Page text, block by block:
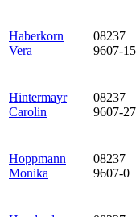
Haberkorn
Vera
08237
9607-15
Hintermayr
Carolin
08237
9607-27
Hoppmann
Monika
08237
9607-0